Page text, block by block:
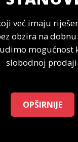
već imaju
obzira na
mogućnost
slobodnoj prodaji.
OPŠIRNIJE